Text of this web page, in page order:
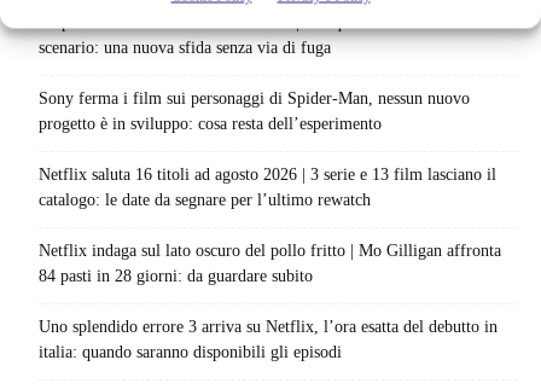
scenario: una nuova sfida senza via di fuga
Sony ferma i film sui personaggi di Spider-Man, nessun nuovo
progetto è in sviluppo: cosa resta dell’esperimento
Netflix saluta 16 titoli ad agosto 2026 | 3 serie e 13 film lasciano il
catalogo: le date da segnare per l’ultimo rewatch
Netflix indaga sul lato oscuro del pollo fritto | Mo Gilligan affronta
84 pasti in 28 giorni: da guardare subito
Uno splendido errore 3 arriva su Netflix, l’ora esatta del debutto in
italia: quando saranno disponibili gli episodi